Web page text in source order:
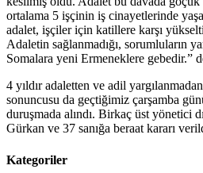
ortalama 5 işçinin iş cinayetlerinde
adalet, işçiler için katillere karşı
Adaletin sağlanmadığı, sorumluların
Somalara yeni Ermeneklere gebedir.”
4 yıldır adaletten ve adil
sonuncusu da geçtiğimiz çarşamba
duruşmada alındı. Birkaç üst yönetici
Gürkan ve 37 sanığa beraat kararı
Kategoriler